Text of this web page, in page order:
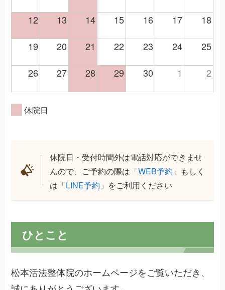
12 13 14 15 16 17 18
19 20 21 22 23 24 25
26 27 28 29 30 1 2
休院日
休院日・受付時間外は電話対応ができませ
んので、ご予約の際は「WEB予約 」もしく
は「LINE予約 」をご利用ください
ひとこと
松本活法整体院のホームページをご覧いただき、